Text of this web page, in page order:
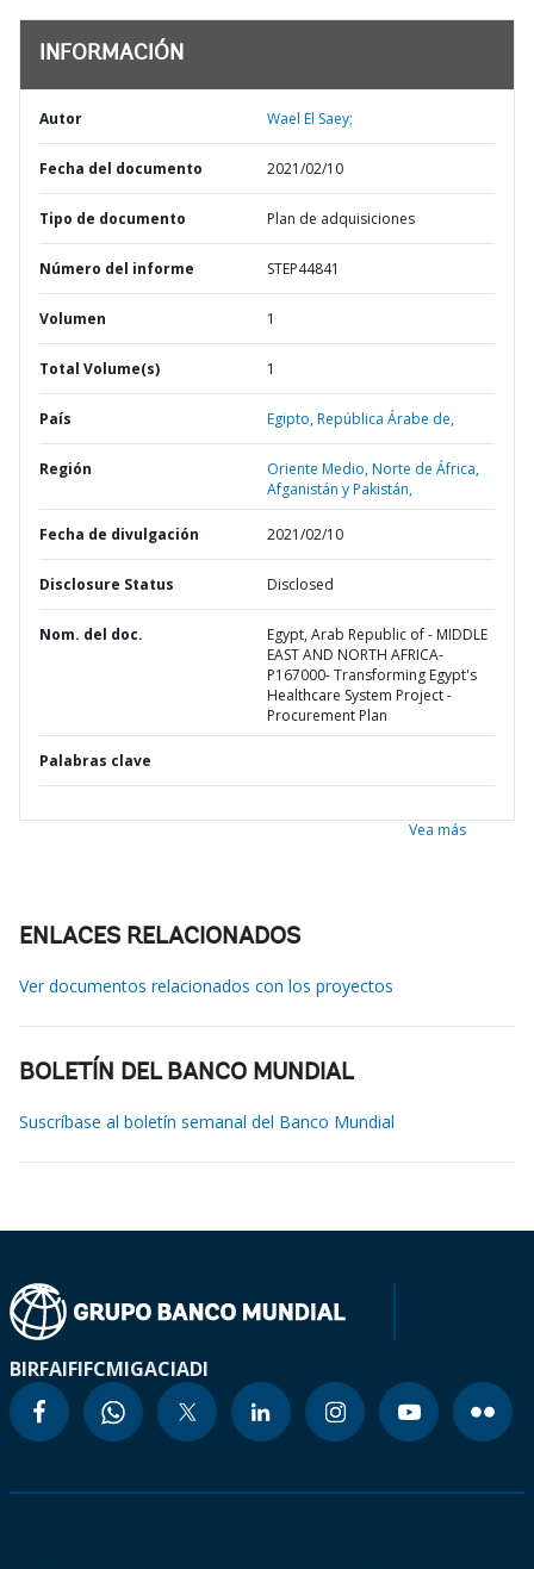
INFORMACIÓN
Autor Wael El Saey;
Fecha del documento 2021/02/10
Tipo de documento Plan de adquisiciones
Número del informe STEP44841
Volumen 1
Total Volume(s) 1
País Egipto,República Árabe de,
Región
Oriente Medio, Norte de África,
Afganistán y Pakistán,
Fecha de divulgación 2021/02/10
Disclosure Status Disclosed
Nom. del doc.
Egypt, Arab Republic of - MIDDLE
EAST AND NORTH AFRICA-
P167000- Transforming Egypt's
Healthcare System Project -
Procurement Plan
Palabras clave
Vea más
ENLACES RELACIONADOS
Ver documentos relacionados con los proyectos
BOLETÍN DEL BANCO MUNDIAL
Suscríbase al boletín semanal del Banco Mundial
BIRFAIFIFCMIGACIADI